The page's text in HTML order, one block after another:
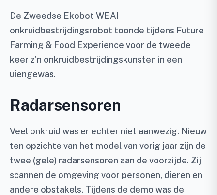
De Zweedse Ekobot WEAI
onkruidbestrijdingsrobot toonde tijdens Future
Farming & Food Experience voor de tweede
keer z’n onkruidbestrijdingskunsten in een
uiengewas.
Radarsensoren
Veel onkruid was er echter niet aanwezig. Nieuw
ten opzichte van het model van vorig jaar zijn de
twee (gele) radarsensoren aan de voorzijde. Zij
scannen de omgeving voor personen, dieren en
andere obstakels. Tijdens de demo was de